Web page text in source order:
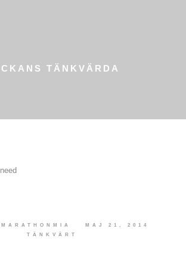
TÄNKVÄRDA
MARATHONMIA
MAJ 21, 2014
TÄNKVÄRT